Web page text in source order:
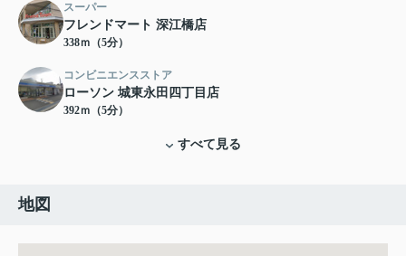
スーパー
フレンドマート 深江橋店
338ｍ（5分）
コンビニエンスストア
ローソン 城東永田四丁目店
392ｍ（5分）
すべて見る
地図